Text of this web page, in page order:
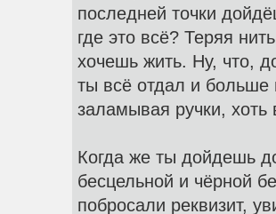
последней точки
где это всё? Теряя
хочешь жить. Ну, что,
ты всё отдал и больше
заламывая ручки, хоть
Когда же ты дойдешь
бесцельной и чёрной
побросали реквизит,